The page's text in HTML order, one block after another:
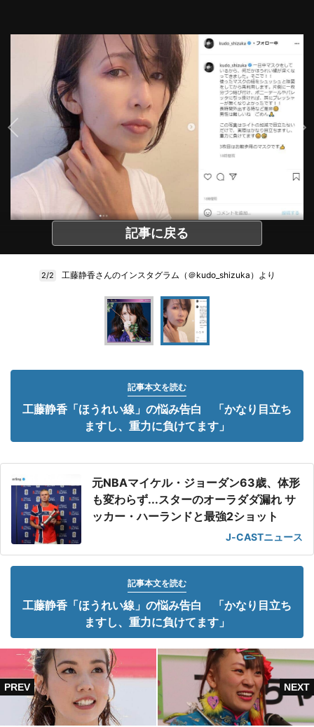
記事に戻る
2/2 工藤静香さんのインスタグラム（＠kudo_shizuka）より
記事本文を読む
工藤静香「ほうれい線」の悩み告白 「かなり目立ち
ますし、重力に負けてます」
元NBAマイケル・ジョーダン63歳、体形
も変わらず...スターのオーラダダ漏れ サ
ッカー・ハーランドと最強2ショット
J-CASTニュース
記事本文を読む
工藤静香「ほうれい線」の悩み告白 「かなり目立ち
ますし、重力に負けてます」